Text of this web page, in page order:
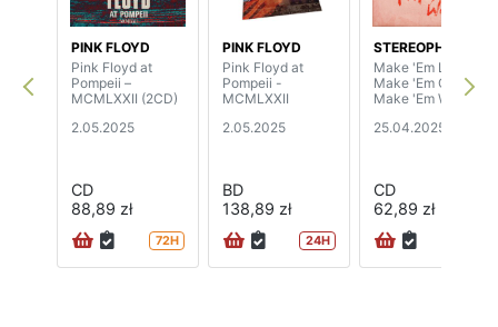
PINK FLOYD
Pink Floyd at
Pompeii –
MCMLXXII (2CD)
2.05.2025
CD
88,89 zł
72H
PINK FLOYD
Pink Floyd at
Pompeii -
MCMLXXII
2.05.2025
BD
138,89 zł
24H
STEREOPHONICS
Make 'Em Laugh,
Make 'Em Cry,
Make 'Em Wait
25.04.2025
CD
62,89 zł